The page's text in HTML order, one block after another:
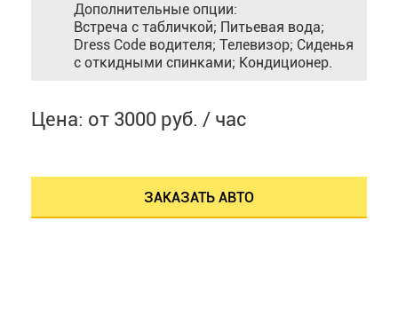
Дополнительные опции:
Встреча с табличкой; Питьевая вода;
Dress Code водителя; Телевизор; Сиденья
с откидными спинками; Кондиционер.
Цена: от 3000 руб. / час
ЗАКАЗАТЬ АВТО